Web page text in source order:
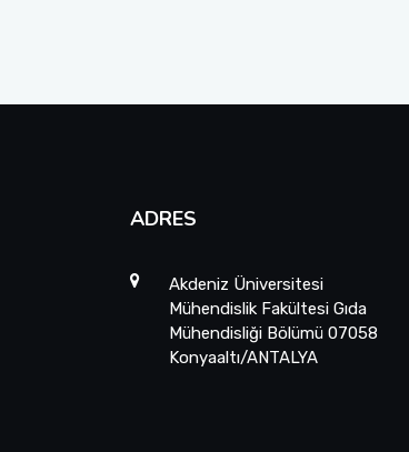
ADRES
Akdeniz Üniversitesi
Mühendislik Fakültesi Gıda
Mühendisliği Bölümü 07058
Konyaaltı/ANTALYA